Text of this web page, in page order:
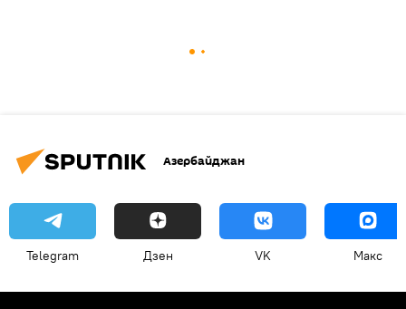
Азербайджан
Telegram Дзен VK Макс